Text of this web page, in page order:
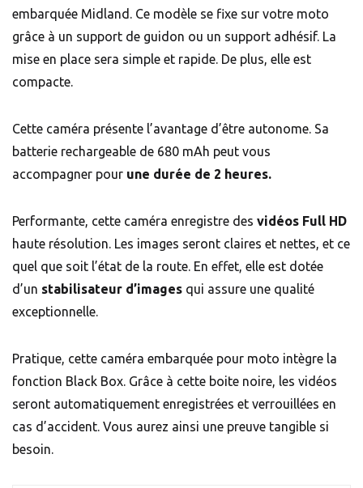
embarquée Midland. Ce modèle se fixe sur votre moto
grâce à un support de guidon ou un support adhésif. La
mise en place sera simple et rapide. De plus, elle est
compacte.
Cette caméra présente l’avantage d’être autonome. Sa
batterie rechargeable de 680 mAh peut vous
accompagner pour une durée de 2 heures.
Performante, cette caméra enregistre des vidéos Full HD
haute résolution. Les images seront claires et nettes, et ce
quel que soit l’état de la route. En effet, elle est dotée
d’un stabilisateur d’images qui assure une qualité
exceptionnelle.
Pratique, cette caméra embarquée pour moto intègre la
fonction Black Box. Grâce à cette boite noire, les vidéos
seront automatiquement enregistrées et verrouillées en
cas d’accident. Vous aurez ainsi une preuve tangible si
besoin.